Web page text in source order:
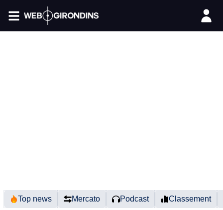
Top news Mercato Podcast Classement